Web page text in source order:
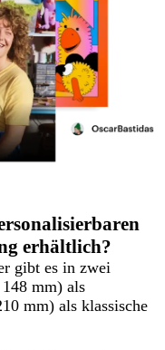
erhältlich?
gibt es in zwei
mm) als
mm) als klassische